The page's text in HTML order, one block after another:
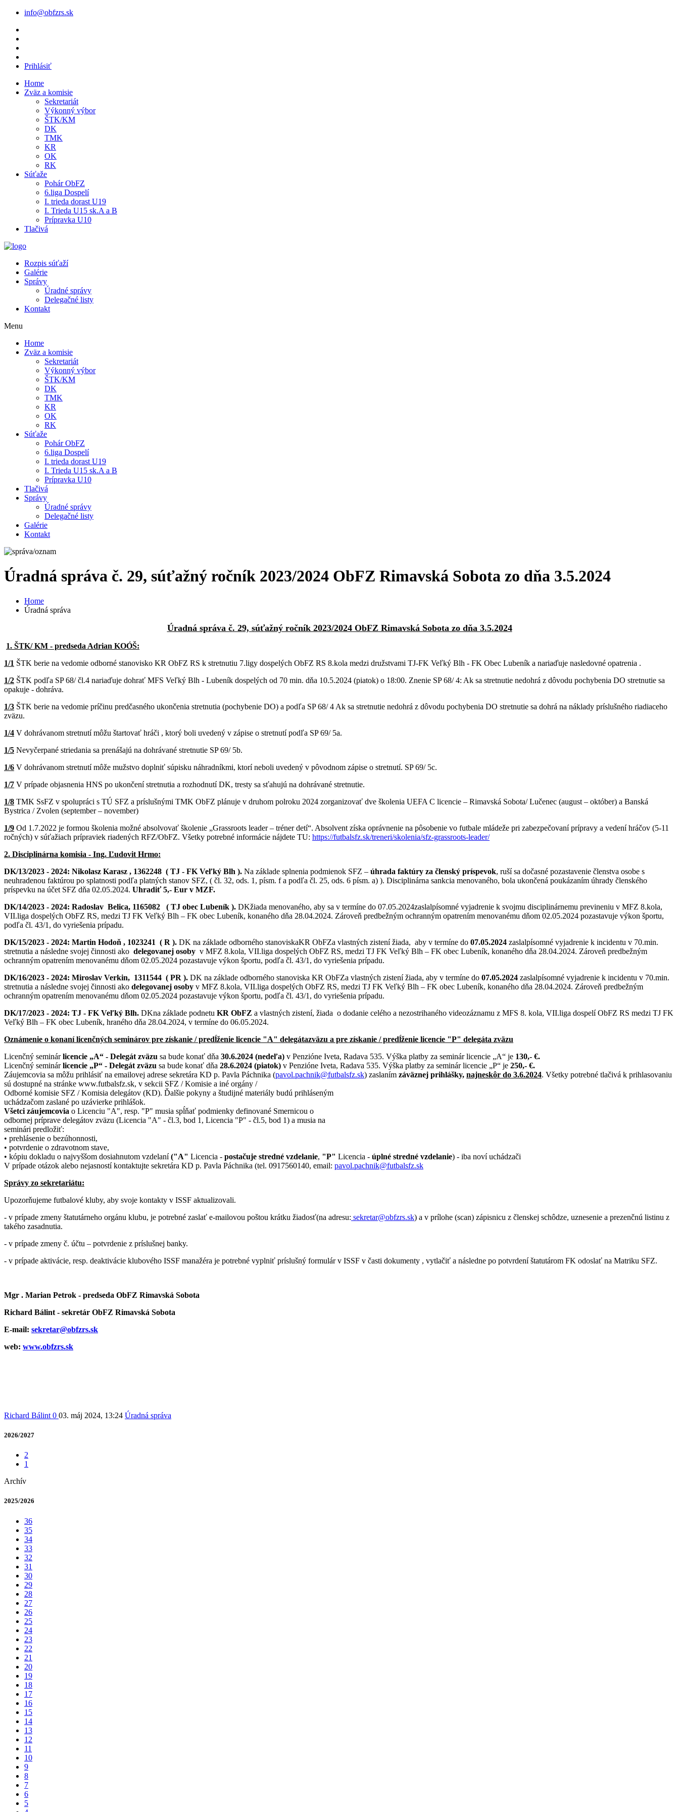
info@obfzrs.sk
Prihlásiť
Home
Zväz a komisie
Sekretariát
Výkonný výbor
ŠTK/KM
DK
TMK
KR
OK
RK
Súťaže
Pohár ObFZ
6.liga Dospelí
I. trieda dorast U19
I. Trieda U15 sk.A a B
Prípravka U10
Tlačivá
Rozpis súťaží
Galérie
Správy
Úradné správy
Delegačné listy
Kontakt
Menu
Home
Zväz a komisie
Sekretariát
Výkonný výbor
ŠTK/KM
DK
TMK
KR
OK
RK
Súťaže
Pohár ObFZ
6.liga Dospelí
I. trieda dorast U19
I. Trieda U15 sk.A a B
Prípravka U10
Tlačivá
Správy
Úradné správy
Delegačné listy
Galérie
Kontakt
Úradná správa č. 29, súťažný ročník 2023/2024 ObFZ Rimavská Sobota zo dňa 3.5.2024
Home
Úradná správa
Úradná správa č. 29, súťažný ročník 2023/2024 ObFZ Rimavská Sobota zo dňa 3.5.2024
1. ŠTK/ KM - predseda Adrian KOÓŠ:
1/1 ŠTK berie na vedomie odborné stanovisko KR ObFZ RS k stretnutiu 7.ligy dospelých ObFZ RS 8.kola medzi družstvami TJ-FK Veľký Blh - FK Obec Lubeník a nariaďuje nasledovné opatrenia .
1/2 ŠTK podľa SP 68/ čl.4 nariaďuje dohrať MFS Veľký Blh - Lubeník dospelých od 70 min. dňa 10.5.2024 (piatok) o 18:00. Znenie SP 68/ 4: Ak sa stretnutie nedohrá z dôvodu pochybenia DO stretnutie sa
opakuje - dohráva.
1/3 ŠTK berie na vedomie príčinu predčasného ukončenia stretnutia (pochybenie DO) a podľa SP 68/ 4 Ak sa stretnutie nedohrá z dôvodu pochybenia DO stretnutie sa dohrá na náklady príslušného riadiaceho
zväzu.
1/4 V dohrávanom stretnutí môžu štartovať hráči , ktorý boli uvedený v zápise o stretnutí podľa SP 69/ 5a.
1/5 Nevyčerpané striedania sa prenášajú na dohrávané stretnutie SP 69/ 5b.
1/6 V dohrávanom stretnutí môže mužstvo doplniť súpisku náhradníkmi, ktorí neboli uvedený v pôvodnom zápise o stretnutí. SP 69/ 5c.
1/7 V prípade objasnenia HNS po ukončení stretnutia a rozhodnutí DK, tresty sa sťahujú na dohrávané stretnutie.
1/8 TMK SsFZ v spolupráci s TÚ SFZ a príslušnými TMK ObFZ plánuje v druhom polroku 2024 zorganizovať dve školenia UEFA C licencie – Rimavská Sobota/ Lučenec (august – október) a Banská
Bystrica / Zvolen (september – november)
1/9 Od 1.7.2022 je formou školenia možné absolvovať školenie „Grassroots leader – tréner detí“. Absolvent získa oprávnenie na pôsobenie vo futbale mládeže pri zabezpečovaní prípravy a vedení hráčov (5-11
ročných) v súťažiach prípraviek riadených RFZ/ObFZ. Všetky potrebné informácie nájdete TU: https://futbalsfz.sk/treneri/skolenia/sfz-grassroots-leader/
2. Disciplinárna komisia - Ing. Ľudovit Hrmo:
DK/13/2023 - 2024: Nikolasz Karasz , 1362248 ( TJ - FK Veľký Blh ). Na základe splnenia podmienok SFZ – úhrada faktúry za členský príspevok, ruší sa dočasné pozastavenie členstva osobe s
neuhradenou faktúrou po splatnosti podľa platných stanov SFZ, ( čl. 32, ods. 1, písm. f a podľa čl. 25, ods. 6 písm. a) ). Disciplinárna sankcia menovaného, bola ukončená poukázaním úhrady členského
príspevku na účet SFZ dňa 02.05.2024. Uhradiť 5,- Eur v MZF.
DK/14/2023 - 2024: Radoslav Belica, 1165082 ( TJ obec Lubeník ). DKžiada menovaného, aby sa v termíne do 07.05.2024zaslalpísomné vyjadrenie k svojmu disciplinárnemu previneniu v MFZ 8.kola,
VII.liga dospelých ObFZ RS, medzi TJ FK Veľký Blh – FK obec Lubeník, konaného dňa 28.04.2024. Zároveň predbežným ochranným opatrením menovanému dňom 02.05.2024 pozastavuje výkon športu,
podľa čl. 43/1, do vyriešenia prípadu.
DK/15/2023 - 2024: Martin Hodoň , 1023241 ( R ). DK na základe odborného stanoviskaKR ObFZa vlastných zistení žiada, aby v termíne do 07.05.2024 zaslalpísomné vyjadrenie k incidentu v 70.min.
stretnutia a následne svojej činnosti ako delegovanej osoby v MFZ 8.kola, VII.liga dospelých ObFZ RS, medzi TJ FK Veľký Blh – FK obec Lubeník, konaného dňa 28.04.2024. Zároveň predbežným
ochranným opatrením menovanému dňom 02.05.2024 pozastavuje výkon športu, podľa čl. 43/1, do vyriešenia prípadu.
DK/16/2023 - 2024: Miroslav Verkin, 1311544 ( PR ). DK na základe odborného stanoviska KR ObFZa vlastných zistení žiada, aby v termíne do 07.05.2024 zaslalpísomné vyjadrenie k incidentu v 70.min.
stretnutia a následne svojej činnosti ako delegovanej osoby v MFZ 8.kola, VII.liga dospelých ObFZ RS, medzi TJ FK Veľký Blh – FK obec Lubeník, konaného dňa 28.04.2024. Zároveň predbežným
ochranným opatrením menovanému dňom 02.05.2024 pozastavuje výkon športu, podľa čl. 43/1, do vyriešenia prípadu.
DK/17/2023 - 2024: TJ - FK Veľký Blh. DKna základe podnetu KR ObFZ a vlastných zistení, žiada o dodanie celého a nezostrihaného videozáznamu z MFS 8. kola, VII.liga dospelí ObFZ RS medzi TJ FK
Veľký Blh – FK obec Lubeník, hraného dňa 28.04.2024, v termíne do 06.05.2024.
Oznámenie o konaní licenčných seminárov pre získanie / predĺženie licencie "A" delegátazväzu a pre získanie / predĺženie licencie "P" delegáta zväzu
Licenčný seminárlicencie „A“ - Delegát zväzu sa bude konať dňa 30.6.2024 (nedeľa) v Penzióne Iveta, Radava 535. Výška platby za seminár licencie „A“ je 130,- €.
Licenčný seminárlicencie „P“ - Delegát zväzu sa bude konať dňa 28.6.2024 (piatok) v Penzióne Iveta, Radava 535. Výška platby za seminár licencie „P“ je 250,- €.
Záujemcovia sa môžu prihlásiť na emailovej adrese sekretára KD p. Pavla Páchnika (pavol.pachnik@futbalsfz.sk) zaslaním záväznej prihlášky, najneskôr do 3.6.2024. Všetky potrebné tlačivá k prihlasovaniu
sú dostupné na stránke www.futbalsfz.sk, v sekcii SFZ / Komisie a iné orgány /
Odborné komisie SFZ / Komisia delegátov (KD). Ďalšie pokyny a študijné materiály budú prihláseným
uchádzačom zaslané po uzávierke prihlášok.
Všetci záujemcovia o Licenciu "A", resp. "P" musia spĺňať podmienky definované Smernicou o
odbornej príprave delegátov zväzu (Licencia "A" - čl.3, bod 1, Licencia "P" - čl.5, bod 1) a musia na
seminári predložiť:
• prehlásenie o bezúhonnosti,
• potvrdenie o zdravotnom stave,
• kópiu dokladu o najvyššom dosiahnutom vzdelaní("A" Licencia - postačuje stredné vzdelanie, "P" Licencia - úplné stredné vzdelanie) - iba noví uchádzači
V prípade otázok alebo nejasností kontaktujte sekretára KD p. Pavla Páchnika (tel. 0917560140, email: pavol.pachnik@futbalsfz.sk
Správy zo sekretariátu:
Upozorňujeme futbalové kluby, aby svoje kontakty v ISSF aktualizovali.
- v prípade zmeny štatutárneho orgánu klubu, je potrebné zaslať e-mailovou poštou krátku žiadosť(na adresu: sekretar@obfzrs.sk) a v prílohe (scan) zápisnicu z členskej schôdze, uznesenie a prezenčnú listinu z
takého zasadnutia.
- v prípade zmeny č. účtu – potvrdenie z príslušnej banky.
- v prípade aktivácie, resp. deaktivácie klubového ISSF manažéra je potrebné vyplniť príslušný formulár v ISSF v časti dokumenty , vytlačiť a následne po potvrdení štatutárom FK odoslať na Matriku SFZ.
Mgr . Marian Petrok - predseda ObFZ Rimavská Sobota
Richard Bálint - sekretár ObFZ Rimavská Sobota
E-mail: sekretar@obfzrs.sk
web: www.obfzrs.sk
Richard Bálint 0 03. máj 2024, 13:24 Úradná správa
2026/2027
2
1
Archív
2025/2026
36
35
34
33
32
31
30
29
28
27
26
25
24
23
22
21
20
19
18
17
16
15
14
13
12
11
10
9
8
7
6
5